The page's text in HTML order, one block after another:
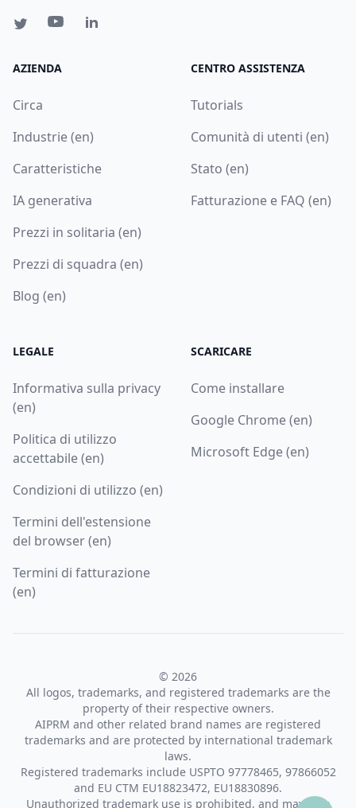
AZIENDA
Circa
Industrie (en)
Caratteristiche
IA generativa
Prezzi in solitaria (en)
Prezzi di squadra (en)
Blog (en)
CENTRO ASSISTENZA
Tutorials
Comunità di utenti (en)
Stato (en)
Fatturazione e FAQ (en)
LEGALE
Informativa sulla privacy
(en)
Politica di utilizzo
accettabile (en)
Condizioni di utilizzo (en)
Termini dell'estensione
del browser (en)
Termini di fatturazione
(en)
SCARICARE
Come installare
Google Chrome (en)
Microsoft Edge (en)
© 2026
All logos, trademarks, and registered trademarks are the
property of their respective owners.
AIPRM and other related brand names are registered
trademarks and are protected by international trademark
laws.
Registered trademarks include USPTO 97778465, 97866052
and EU CTM EU18823472, EU18830896.
Unauthorized trademark use is prohibited, and may be a